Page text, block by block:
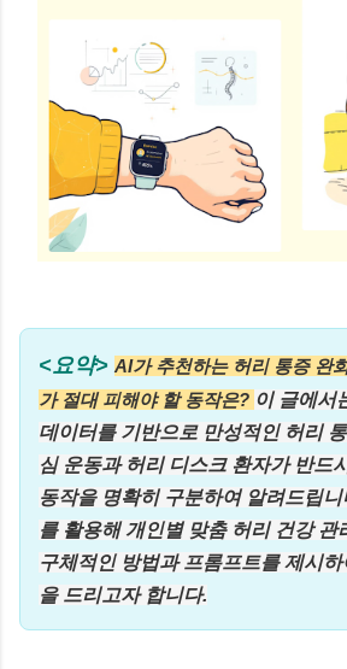
<요약> AI가 추천하는 허리 통증 완
가 절대 피해야 할 동작은? 이 글에서
데이터를 기반으로 만성적인 허리
심 운동과 허리 디스크 환자가 반드
동작을 명확히 구분하여 알려드립
를 활용해 개인별 맞춤 허리 건강 관
구체적인 방법과 프롬프트를 제시
을 드리고자 합니다.